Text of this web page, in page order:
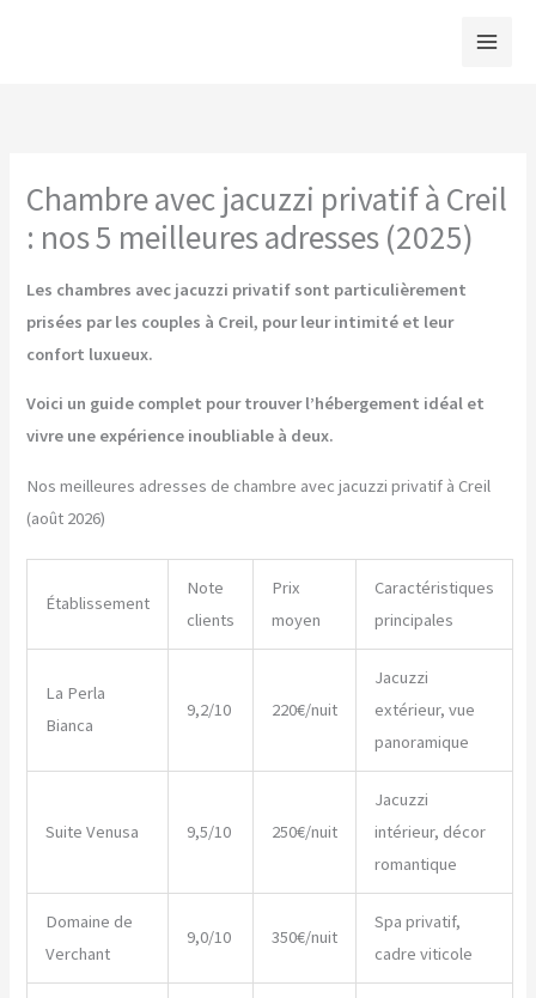
Chambre avec jacuzzi privatif à Creil
: nos 5 meilleures adresses (2025)
Les chambres avec jacuzzi privatif sont particulièrement
prisées par les couples à Creil, pour leur intimité et leur
confort luxueux.
Voici un guide complet pour trouver l’hébergement idéal et
vivre une expérience inoubliable à deux.
Nos meilleures adresses de chambre avec jacuzzi privatif à Creil
(août 2026)
Établissement
Note
clients
Prix
moyen
Caractéristiques
principales
La Perla
Bianca
9,2/10 220€/nuit
Jacuzzi
extérieur, vue
panoramique
Suite Venusa 9,5/10 250€/nuit
Jacuzzi
intérieur, décor
romantique
Domaine de
Verchant
9,0/10 350€/nuit
Spa privatif,
cadre viticole